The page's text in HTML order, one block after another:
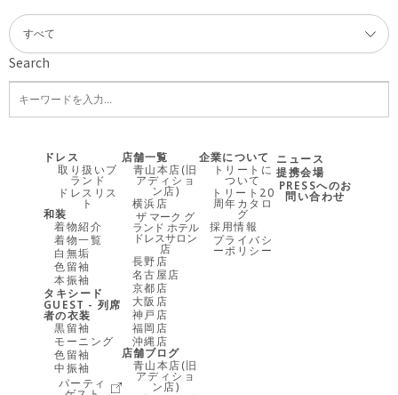
Search
ドレス
取り扱いブ
ランド
ドレスリス
ト
和装
着物紹介
着物一覧
白無垢
色留袖
本振袖
タキシード
GUEST - 列席
者の衣装
黒留袖
モーニング
色留袖
中振袖
パーティ
店舗一覧
青山本店(旧
アディショ
ン店)
横浜店
ザ マーク グ
ランド ホテル
ドレスサロン
店
長野店
名古屋店
京都店
大阪店
神戸店
福岡店
沖縄店
店舗ブログ
青山本店(旧
アディショ
ン店)
企業について
トリートに
ついて
トリート20
周年カタロ
グ
採用情報
プライバシ
ーポリシー
ニュース
提携会場
PRESSへのお
問い合わせ